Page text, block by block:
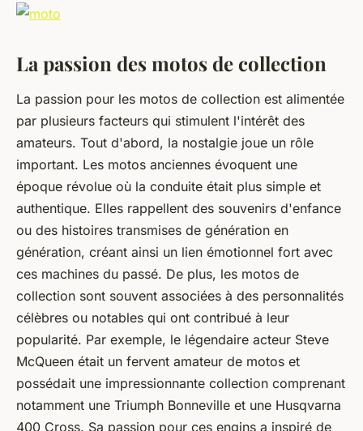
La passion des motos de collection
La passion pour les motos de collection est alimentée
par plusieurs facteurs qui stimulent l'intérêt des
amateurs. Tout d'abord, la nostalgie joue un rôle
important. Les motos anciennes évoquent une
époque révolue où la conduite était plus simple et
authentique. Elles rappellent des souvenirs d'enfance
ou des histoires transmises de génération en
génération, créant ainsi un lien émotionnel fort avec
ces machines du passé. De plus, les motos de
collection sont souvent associées à des personnalités
célèbres ou notables qui ont contribué à leur
popularité. Par exemple, le légendaire acteur Steve
McQueen était un fervent amateur de motos et
possédait une impressionnante collection comprenant
notamment une Triumph Bonneville et une Husqvarna
400 Cross. Sa passion pour ces engins a inspiré de